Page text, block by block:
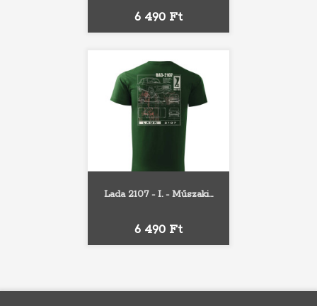
Ár
6 490 Ft
Lada 2107 - I. - Műszaki...
Ár
6 490 Ft